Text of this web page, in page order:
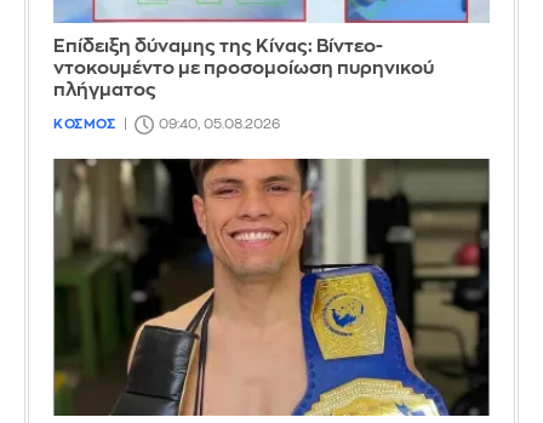
Επίδειξη δύναμης της Κίνας: Βίντεο-
ντοκουμέντο με προσομοίωση πυρηνικού
πλήγματος
ΚΟΣΜΟΣ 09:40, 05.08.2026